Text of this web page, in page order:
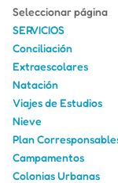
Seleccionar página
SERVICIOS
Conciliación
Extraescolares
Natación
Viajes de Estudios
Nieve
Plan
Campamentos
Colonias Urbanas